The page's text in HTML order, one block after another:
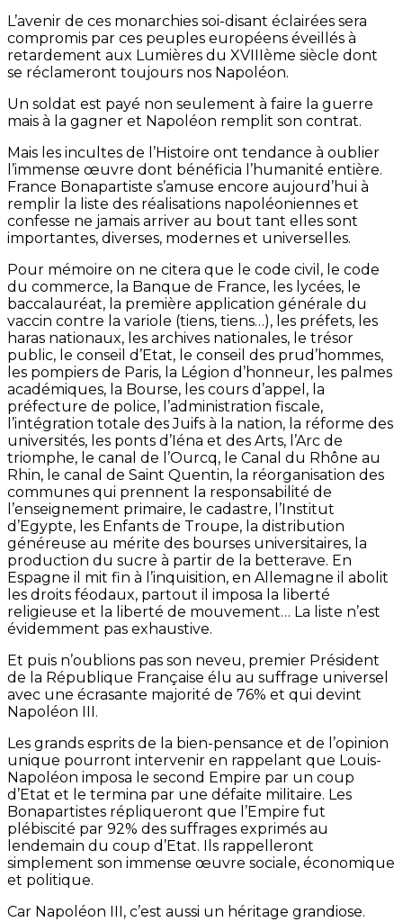
L’avenir de ces monarchies soi-disant éclairées sera
compromis par ces peuples européens éveillés à
retardement aux Lumières du XVIIIème siècle dont
se réclameront toujours nos Napoléon.
Un soldat est payé non seulement à faire la guerre
mais à la gagner et Napoléon remplit son contrat.
Mais les incultes de l’Histoire ont tendance à oublier
l’immense œuvre dont bénéficia l’humanité entière.
France Bonapartiste s’amuse encore aujourd’hui à
remplir la liste des réalisations napoléoniennes et
confesse ne jamais arriver au bout tant elles sont
importantes, diverses, modernes et universelles.
Pour mémoire on ne citera que le code civil, le code
du commerce, la Banque de France, les lycées, le
baccalauréat, la première application générale du
vaccin contre la variole (tiens, tiens…), les préfets, les
haras nationaux, les archives nationales, le trésor
public, le conseil d’Etat, le conseil des prud’hommes,
les pompiers de Paris, la Légion d’honneur, les palmes
académiques, la Bourse, les cours d’appel, la
préfecture de police, l’administration fiscale,
l’intégration totale des Juifs à la nation, la réforme des
universités, les ponts d’Iéna et des Arts, l’Arc de
triomphe, le canal de l’Ourcq, le Canal du Rhône au
Rhin, le canal de Saint Quentin, la réorganisation des
communes qui prennent la responsabilité de
l’enseignement primaire, le cadastre, l’Institut
d’Egypte, les Enfants de Troupe, la distribution
généreuse au mérite des bourses universitaires, la
production du sucre à partir de la betterave. En
Espagne il mit fin à l’inquisition, en Allemagne il abolit
les droits féodaux, partout il imposa la liberté
religieuse et la liberté de mouvement… La liste n’est
évidemment pas exhaustive.
Et puis n’oublions pas son neveu, premier Président
de la République Française élu au suffrage universel
avec une écrasante majorité de 76% et qui devint
Napoléon III.
Les grands esprits de la bien-pensance et de l’opinion
unique pourront intervenir en rappelant que Louis-
Napoléon imposa le second Empire par un coup
d’Etat et le termina par une défaite militaire. Les
Bonapartistes répliqueront que l’Empire fut
plébiscité par 92% des suffrages exprimés au
lendemain du coup d’Etat. Ils rappelleront
simplement son immense œuvre sociale, économique
et politique.
Car Napoléon III, c’est aussi un héritage grandiose.